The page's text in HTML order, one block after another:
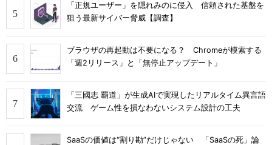
「正規ユーザー」を隠れみのに侵入 信頼された基盤を
狙う最新サイバー脅威【調査】
ブラウザの再起動は不要になる？ Chromeが模索する
「週2リリース」と「無停止アップデート」
「三國志 覇道」が生成AIで実現したリアルタイム異言語
交流 ゲーム性を損なわないシステム設計の工夫
SaaSの価値は“割り勘”だけじゃない 「SaaSの死」論